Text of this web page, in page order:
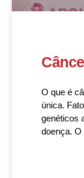
O que é
única.
genéticos
doença. O